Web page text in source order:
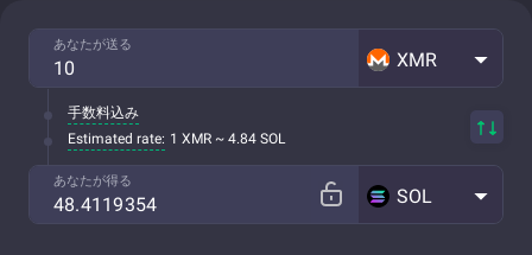
あなたが送る
XMR
手数料込み
Estimated rate: 1 XMR ~ 4.84 SOL
あなたが得る
SOL